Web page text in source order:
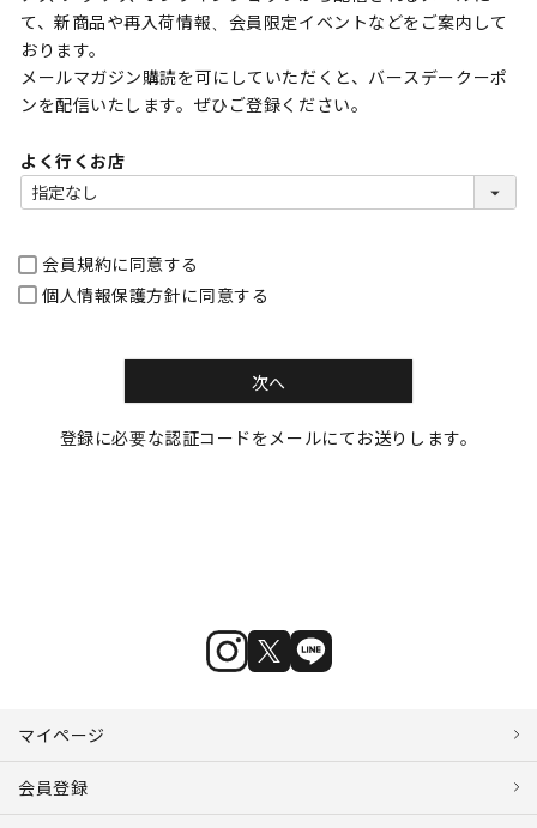
須
)
て、新商品や再入荷情報、会員限定イベントなどをご案内して
おります。
メールマガジン購読を可にしていただくと、バースデークーポ
ンを配信いたします。ぜひご登録ください。
よく行くお店
会員規約に同意する
個人情報保護方針に同意する
次へ
登録に必要な認証コードをメールにてお送りします。
マイページ
会員登録